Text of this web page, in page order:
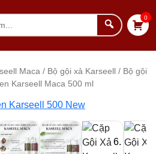
0
Maca / Bộ gội xả Karseell / Bộ gội
Karseell Maca 500 ml
phẩm